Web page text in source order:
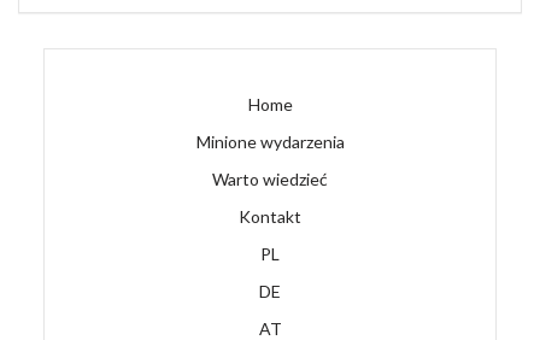
Home
Minione wydarzenia
Warto wiedzieć
Kontakt
PL
DE
AT